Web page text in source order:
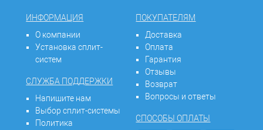
ИНФОРМАЦИЯ
О компании
Установка сплит-
систем
СЛУЖБА ПОДДЕРЖКИ
Напишите нам
Выбор сплит-системы
Политика
ПОКУПАТЕЛЯМ
Доставка
Оплата
Гарантия
Отзывы
Возврат
Вопросы и ответы
СПОСОБЫ ОПЛАТЫ